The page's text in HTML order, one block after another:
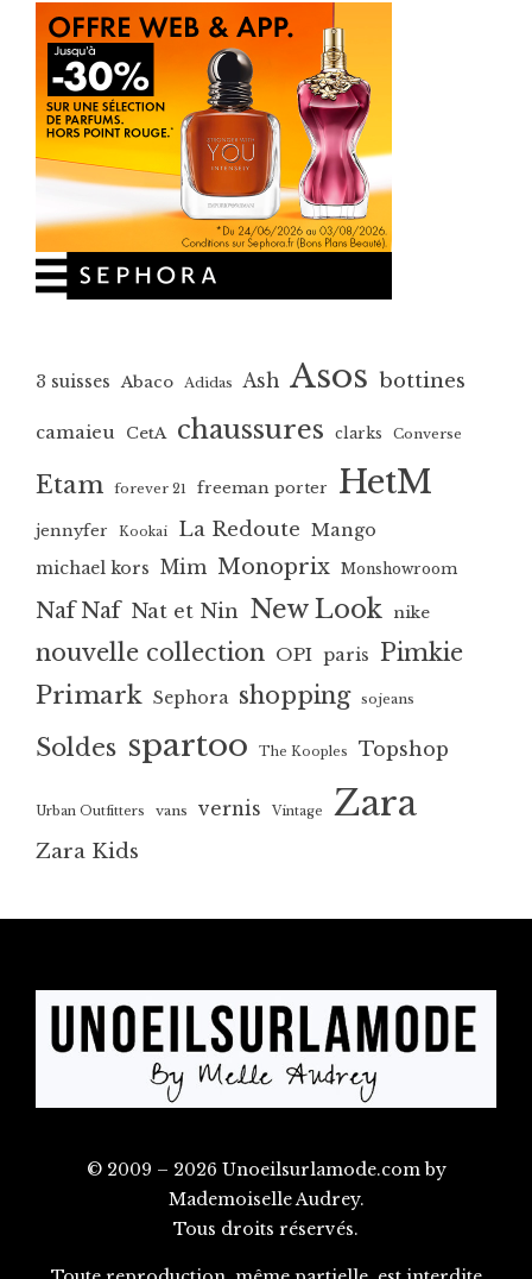
3 suisses Abaco Adidas Ash Asos bottines
camaieu CetA chaussures clarks Converse
Etam forever 21 freeman porter HetM
jennyfer Kookai La Redoute Mango
michael kors Mim Monoprix Monshowroom
Naf Naf Nat et Nin New Look nike
nouvelle collection OPI paris Pimkie
Primark Sephora shopping sojeans
Soldes spartoo The Kooples Topshop
Urban Outfitters vans vernis Vintage Zara
Zara Kids
© 2009 – 2026 Unoeilsurlamode.com by
Mademoiselle Audrey.
Tous droits réservés.